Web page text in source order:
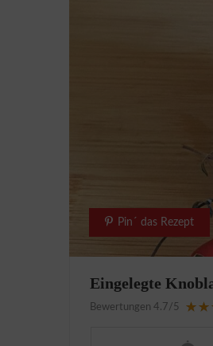
Pin´ das Rezept
Eingelegte
Bewertungen 4.7 /5